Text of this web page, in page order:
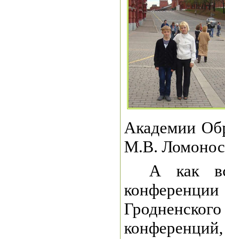
Академии
М.В.
А как